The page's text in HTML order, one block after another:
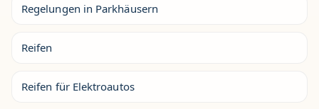
Regelungen in Parkhäusern
Reifen
Reifen für Elektroautos